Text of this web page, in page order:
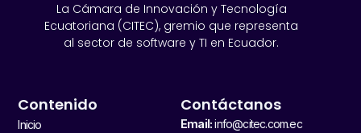
La Cámara de Innovación y Tecnología
Ecuatoriana (CITEC), gremio que representa
al sector de software y TI en Ecuador.
Contenido
Inicio
Contáctanos
Email:info@citec.com.ec